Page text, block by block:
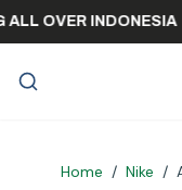
ALL OVER
Home / Nike /